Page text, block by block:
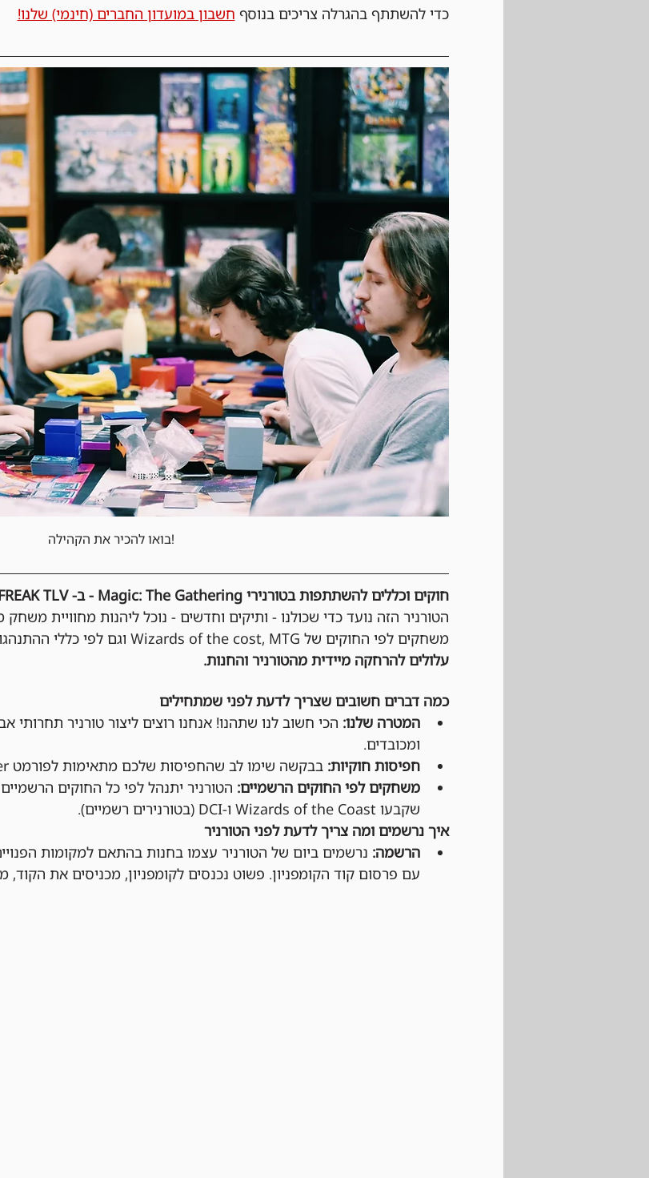
כדי להשתתף בהגרלה צריכים בנוסף חשבון במועדון החברים (חינמי) שלנו!
בואו להכיר את הקהילה!
חוקים וכללים להשתתפות בטורנירי Magic: The Gathering - ב- FREAK TLV!
הטורניר הזה נועד כדי שכולנו - ותיקים וחדשים - נוכל ליהנות מחוויית
משחקים לפי החוקים של Wizards of the cost, MTG וגם לפי כללי ההתנהגות החנות.
עלולים להרחקה מיידית מהטורניר והחנות.
כמה דברים חשובים שצריך לדעת לפני שמתחילים
המטרה שלנו: הכי חשוב לנו שתהנו! אנחנו רוצים ליצור טורניר תחרותי
ומכובדים.
חפיסות חוקיות: בבקשה שימו לב שהחפיסות שלכם מתאימות לפורמט Commander.
משחקים לפי החוקים הרשמיים:
שקבעו Wizards of the Coast ו-DCI (בטורנירים רשמיים).
איך נרשמים ומה צריך לדעת לפני הטורניר
הרשמה:
עם פרסום קוד הקומפניון. פשוט נכנסים לקומפניון, מכניסים את הקוד,